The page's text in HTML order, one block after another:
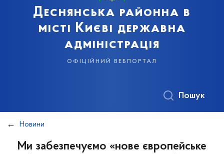
Деснянська районна в
місті Києві державна
адміністрація
офіційний вебпортал
Пошук
Новини
Ми забезпечуємо «нове європейське